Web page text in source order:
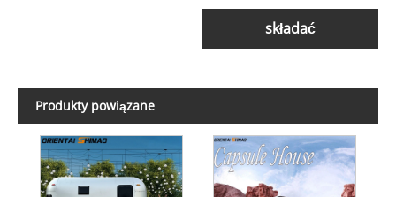
składać
Produkty powiązane